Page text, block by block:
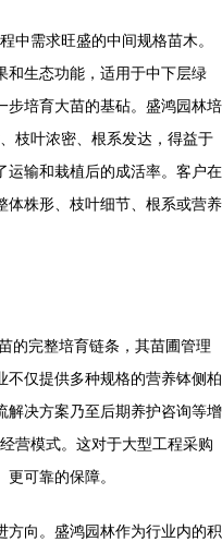
中需求旺盛的中间规格苗木。
和生态功能，适用于中下层绿
步培育大苗的基砧。盛鸿园林培
枝叶浓密、根系发达，得益于
运输和栽植后的成活率。客户在
体株形、枝叶细节、根系或营养
的完整培育链条，其苗圃管理
不仅提供多种规格的营养钵侧柏
解决方案乃至后期养护咨询等增
营模式。这对于大型工程采购
可靠的保障。
方向。盛鸿园林作为行业内的积